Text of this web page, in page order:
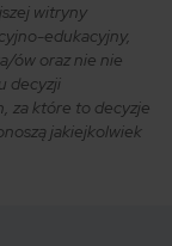
witryny
edukacyjny,
ów oraz nie nie
decyzji
za które to decyzje
jakiejkolwiek